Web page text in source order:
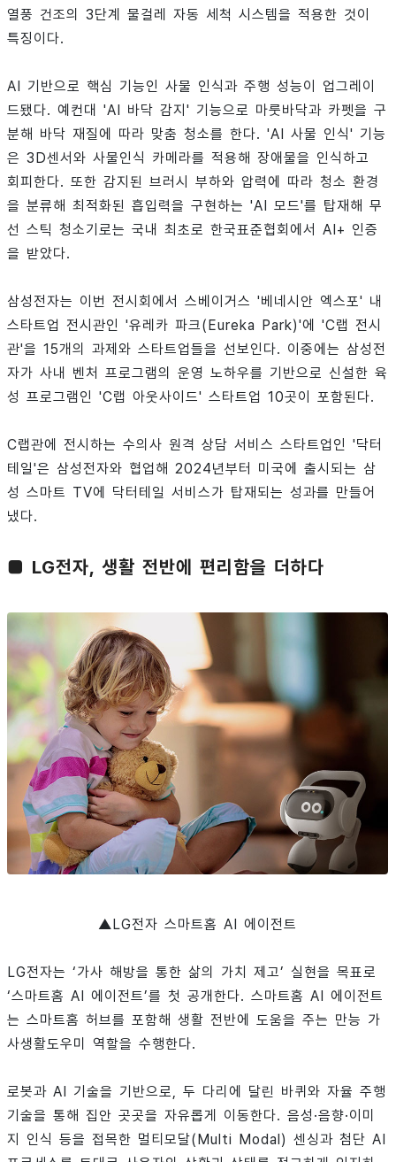
열풍 건조의 3단계 물걸레 자동 세척 시스템을 적용한 것이
특징이다.
AI 기반으로 핵심 기능인 사물 인식과 주행 성능이 업그레이
드됐다. 예컨대 'AI 바닥 감지' 기능으로 마룻바닥과 카펫을 구
분해 바닥 재질에 따라 맞춤 청소를 한다. 'AI 사물 인식' 기능
은 3D센서와 사물인식 카메라를 적용해 장애물을 인식하고
회피한다. 또한 감지된 브러시 부하와 압력에 따라 청소 환경
을 분류해 최적화된 흡입력을 구현하는 'AI 모드'를 탑재해 무
선 스틱 청소기로는 국내 최초로 한국표준협회에서 AI+ 인증
을 받았다.
삼성전자는 이번 전시회에서 스베이거스 '베네시안 엑스포' 내
스타트업 전시관인 '유레카 파크(Eureka Park)'에 'C랩 전시
관'을 15개의 과제와 스타트업들을 선보인다. 이중에는 삼성전
자가 사내 벤처 프로그램의 운영 노하우를 기반으로 신설한 육
성 프로그램인 'C랩 아웃사이드' 스타트업 10곳이 포함된다.
C랩관에 전시하는 수의사 원격 상담 서비스 스타트업인 '닥터
테일'은 삼성전자와 협업해 2024년부터 미국에 출시되는 삼
성 스마트 TV에 닥터테일 서비스가 탑재되는 성과를 만들어
냈다.
■ LG전자, 생활 전반에 편리함을 더하다
▲LG전자 스마트홈 AI 에이전트
LG전자는 ‘가사 해방을 통한 삶의 가치 제고’ 실현을 목표로
‘스마트홈 AI 에이전트’를 첫 공개한다. 스마트홈 AI 에이전트
는 스마트홈 허브를 포함해 생활 전반에 도움을 주는 만능 가
사생활도우미 역할을 수행한다.
로봇과 AI 기술을 기반으로, 두 다리에 달린 바퀴와 자율 주행
기술을 통해 집안 곳곳을 자유롭게 이동한다. 음성·음향·이미
지 인식 등을 접목한 멀티모달(Multi Modal) 센싱과 첨단 AI